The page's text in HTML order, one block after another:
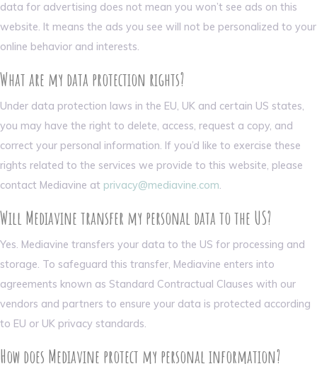
data for advertising does not mean you won’t see ads on this
website. It means the ads you see will not be personalized to your
online behavior and interests.
What are my data protection rights?
Under data protection laws in the EU, UK and certain US states,
you may have the right to delete, access, request a copy, and
correct your personal information. If you’d like to exercise these
rights related to the services we provide to this website, please
contact Mediavine at privacy@mediavine.com.
Will Mediavine transfer my personal data to the US?
Yes. Mediavine transfers your data to the US for processing and
storage. To safeguard this transfer, Mediavine enters into
agreements known as Standard Contractual Clauses with our
vendors and partners to ensure your data is protected according
to EU or UK privacy standards.
How does Mediavine protect my personal information?